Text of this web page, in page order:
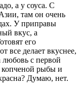
а у соуса. С
там он очень
У приправы
вкус, а
его
все делает вкуснее,
с первой
копченой рыбы и
Думаю, нет.